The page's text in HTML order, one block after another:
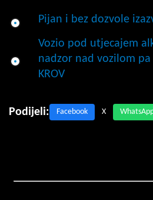
Pijan i bez dozvole
Vozio pod utjecajem
nadzor nad vozilom pa
KROV
Podijeli: Facebook X